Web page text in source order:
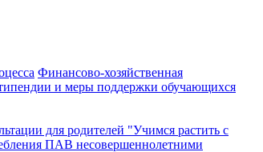
Финансово-хозяйственная
и меры поддержки обучающихся
для родителей "Учимся растить с
ПАВ несовершеннолетними